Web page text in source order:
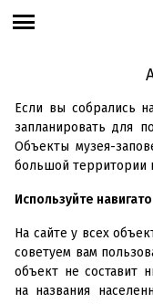
Если вы собрались
запланировать для
Объекты музея-
большой территории
Используйте
На сайте у всех
советуем вам
объект не составит
на названия